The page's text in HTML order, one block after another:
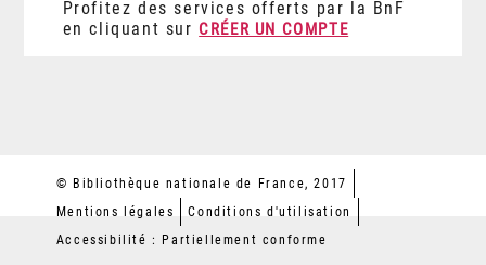
Profitez des services offerts par la BnF
en cliquant sur CRÉER UN COMPTE
© Bibliothèque nationale de France, 2017
Mentions légales
Conditions d'utilisation
Accessibilité : Partiellement conforme